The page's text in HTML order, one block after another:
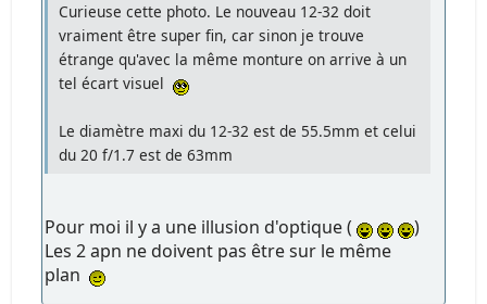
Curieuse cette photo. Le nouveau 12-32 doit
vraiment être super fin, car sinon je trouve
étrange qu'avec la même monture on arrive à un
tel écart visuel
Le diamètre maxi du 12-32 est de 55.5mm et celui
du 20 f/1.7 est de 63mm
Pour moi il y a une illusion d'optique (
)
Les 2 apn ne doivent pas être sur le même
plan